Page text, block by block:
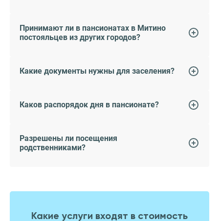
Принимают ли в пансионатах в Митино
постояльцев из других городов?
Какие документы нужны для заселения?
Каков распорядок дня в пансионате?
Разрешены ли посещения
родственниками?
Какие услуги входят в стоимость